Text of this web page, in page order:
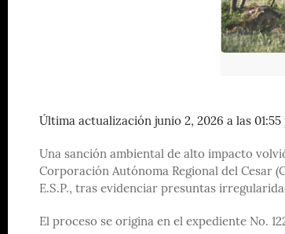
Última actualización junio 2, 2026 a las 01:55
Una sanción ambiental de alto impacto
Corporación Autónoma Regional del Cesar
E.S.P., tras evidenciar presuntas
El proceso se origina en el expediente No.